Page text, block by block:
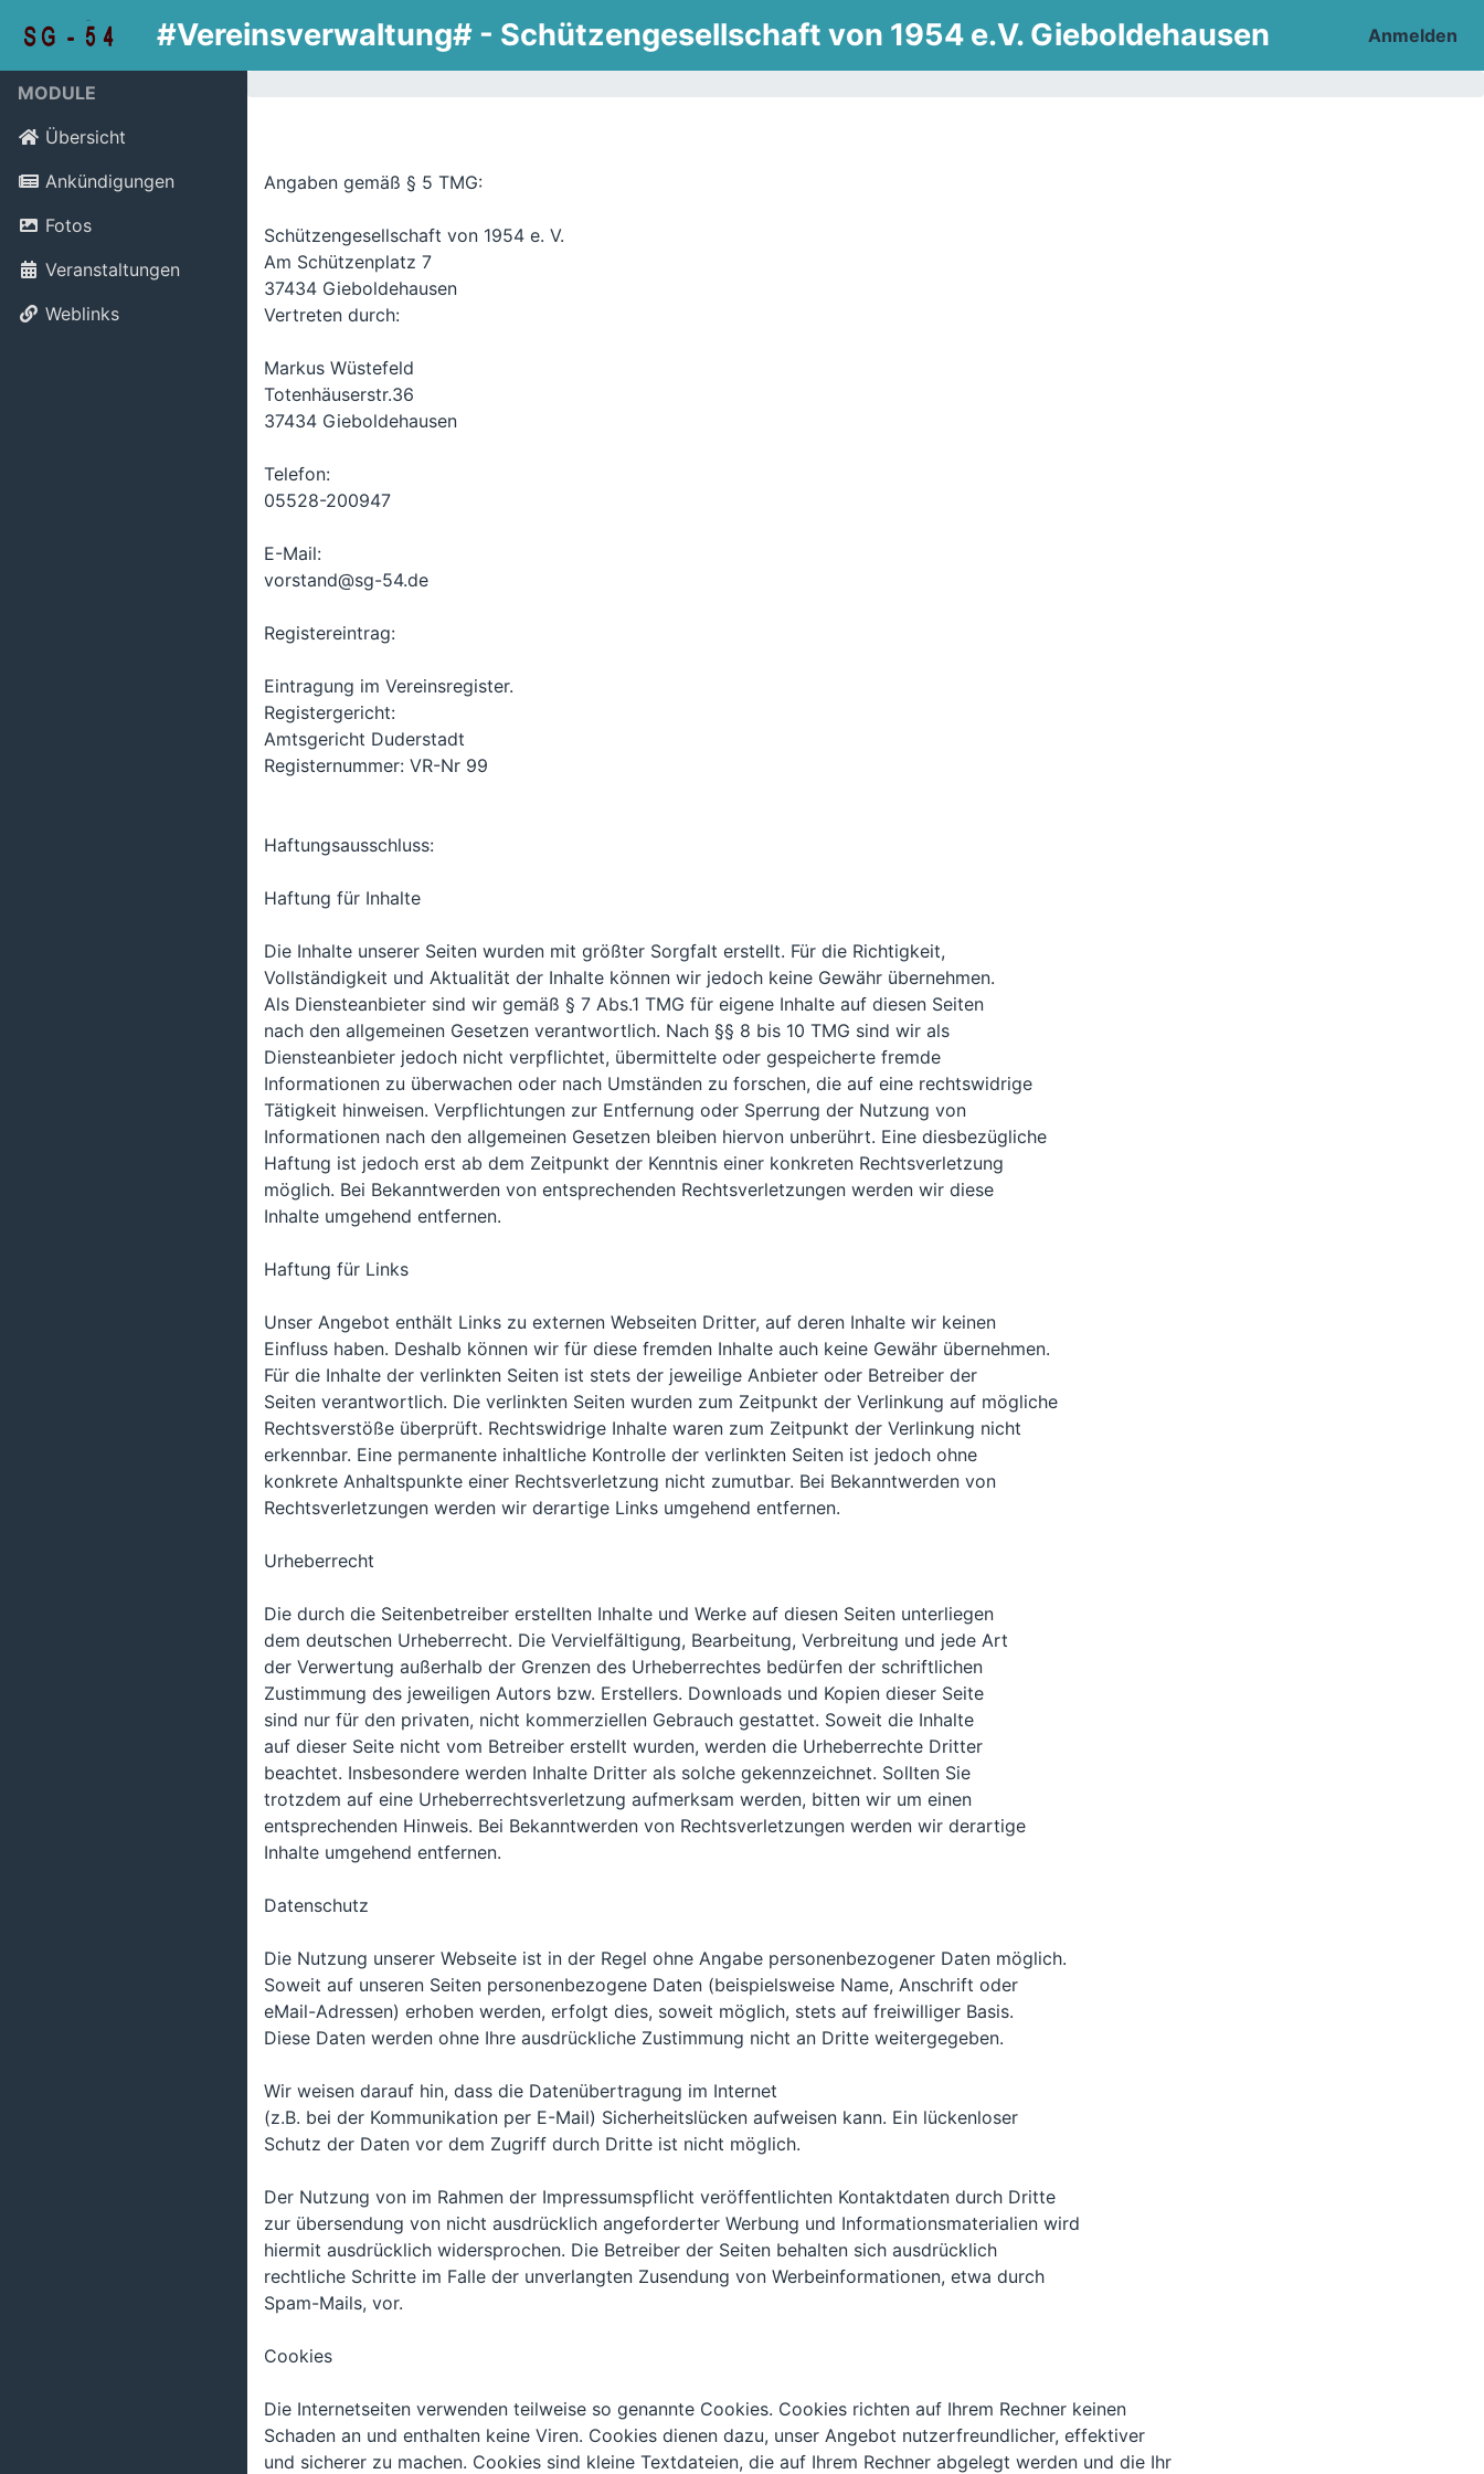
#Vereinsverwaltung# - Schützengesellschaft von 1954 e.V. Gieboldehausen Anmelden
MODULE
Übersicht
Ankündigungen
Fotos
Veranstaltungen
Weblinks
Angaben gemäß § 5 TMG:
Schützengesellschaft von 1954 e. V.
Am Schützenplatz 7
37434 Gieboldehausen
Vertreten durch:
Markus Wüstefeld
Totenhäuserstr.36
37434 Gieboldehausen
Telefon:
05528-200947
E-Mail:
vorstand@sg-54.de
Registereintrag:
Eintragung im Vereinsregister.
Registergericht:
Amtsgericht Duderstadt
Registernummer: VR-Nr 99
Haftungsausschluss:
Haftung für Inhalte
Die Inhalte unserer Seiten wurden mit größter Sorgfalt erstellt. Für die Richtigkeit,
Vollständigkeit und Aktualität der Inhalte können wir jedoch keine Gewähr übernehmen.
Als Diensteanbieter sind wir gemäß § 7 Abs.1 TMG für eigene Inhalte auf diesen Seiten
nach den allgemeinen Gesetzen verantwortlich. Nach §§ 8 bis 10 TMG sind wir als
Diensteanbieter jedoch nicht verpflichtet, übermittelte oder gespeicherte fremde
Informationen zu überwachen oder nach Umständen zu forschen, die auf eine rechtswidrige
Tätigkeit hinweisen. Verpflichtungen zur Entfernung oder Sperrung der Nutzung von
Informationen nach den allgemeinen Gesetzen bleiben hiervon unberührt. Eine diesbezügliche
Haftung ist jedoch erst ab dem Zeitpunkt der Kenntnis einer konkreten Rechtsverletzung
möglich. Bei Bekanntwerden von entsprechenden Rechtsverletzungen werden wir diese
Inhalte umgehend entfernen.
Haftung für Links
Unser Angebot enthält Links zu externen Webseiten Dritter, auf deren Inhalte wir keinen
Einfluss haben. Deshalb können wir für diese fremden Inhalte auch keine Gewähr übernehmen.
Für die Inhalte der verlinkten Seiten ist stets der jeweilige Anbieter oder Betreiber der
Seiten verantwortlich. Die verlinkten Seiten wurden zum Zeitpunkt der Verlinkung auf mögliche
Rechtsverstöße überprüft. Rechtswidrige Inhalte waren zum Zeitpunkt der Verlinkung nicht
erkennbar. Eine permanente inhaltliche Kontrolle der verlinkten Seiten ist jedoch ohne
konkrete Anhaltspunkte einer Rechtsverletzung nicht zumutbar. Bei Bekanntwerden von
Rechtsverletzungen werden wir derartige Links umgehend entfernen.
Urheberrecht
Die durch die Seitenbetreiber erstellten Inhalte und Werke auf diesen Seiten unterliegen
dem deutschen Urheberrecht. Die Vervielfältigung, Bearbeitung, Verbreitung und jede Art
der Verwertung außerhalb der Grenzen des Urheberrechtes bedürfen der schriftlichen
Zustimmung des jeweiligen Autors bzw. Erstellers. Downloads und Kopien dieser Seite
sind nur für den privaten, nicht kommerziellen Gebrauch gestattet. Soweit die Inhalte
auf dieser Seite nicht vom Betreiber erstellt wurden, werden die Urheberrechte Dritter
beachtet. Insbesondere werden Inhalte Dritter als solche gekennzeichnet. Sollten Sie
trotzdem auf eine Urheberrechtsverletzung aufmerksam werden, bitten wir um einen
entsprechenden Hinweis. Bei Bekanntwerden von Rechtsverletzungen werden wir derartige
Inhalte umgehend entfernen.
Datenschutz
Die Nutzung unserer Webseite ist in der Regel ohne Angabe personenbezogener Daten möglich.
Soweit auf unseren Seiten personenbezogene Daten (beispielsweise Name, Anschrift oder
eMail-Adressen) erhoben werden, erfolgt dies, soweit möglich, stets auf freiwilliger Basis.
Diese Daten werden ohne Ihre ausdrückliche Zustimmung nicht an Dritte weitergegeben.
Wir weisen darauf hin, dass die Datenübertragung im Internet
(z.B. bei der Kommunikation per E-Mail) Sicherheitslücken aufweisen kann. Ein lückenloser
Schutz der Daten vor dem Zugriff durch Dritte ist nicht möglich.
Der Nutzung von im Rahmen der Impressumspflicht veröffentlichten Kontaktdaten durch Dritte
zur übersendung von nicht ausdrücklich angeforderter Werbung und Informationsmaterialien wird
hiermit ausdrücklich widersprochen. Die Betreiber der Seiten behalten sich ausdrücklich
rechtliche Schritte im Falle der unverlangten Zusendung von Werbeinformationen, etwa durch
Spam-Mails, vor.
Cookies
Die Internetseiten verwenden teilweise so genannte Cookies. Cookies richten auf Ihrem Rechner keinen
Schaden an und enthalten keine Viren. Cookies dienen dazu, unser Angebot nutzerfreundlicher, effektiver
und sicherer zu machen. Cookies sind kleine Textdateien, die auf Ihrem Rechner abgelegt werden und die Ihr